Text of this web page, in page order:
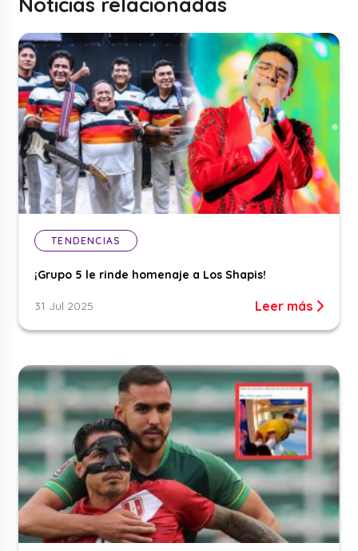
TENDENCIAS
¡Grupo 5 le rinde homenaje a Los Shapis!
31 Jul 2025 Leer más